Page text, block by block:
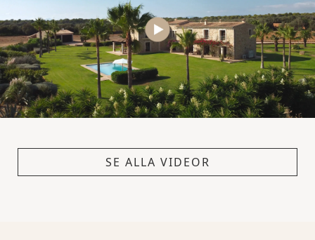
SE ALLA VIDEOR